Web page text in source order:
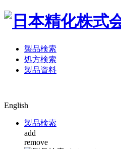
製品検索
処方検索
製品資料
English
製品検索
add
remove